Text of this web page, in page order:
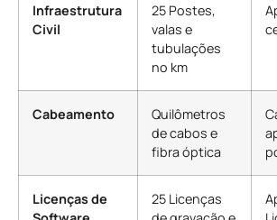
Infraestrutura
Civil
25 Postes,
valas e
tubulações
no km
Cabeamento
Quilômetros
de cabos e
fibra óptica
Licenças de
25 Licenças